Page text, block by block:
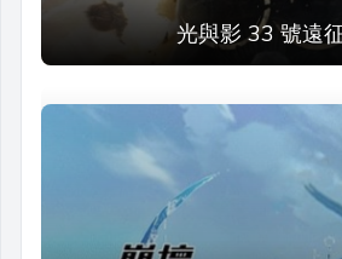
光與影 33 號遠